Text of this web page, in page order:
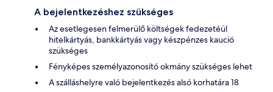
A bejelentkezéshez szükséges
Az esetlegesen felmerülő költségek fedezetéül
hitelkártyás, bankkártyás vagy készpénzes kaució
szükséges
Fényképes személyazonosító okmány szükséges lehet
A szálláshelyre való bejelentkezés alsó korhatára 18